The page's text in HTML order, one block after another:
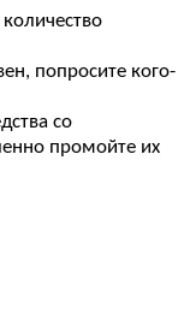
попросите кого-
со
промойте их